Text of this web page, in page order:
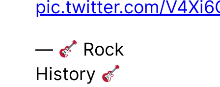
pic.twitter.com/
—
Rock
History